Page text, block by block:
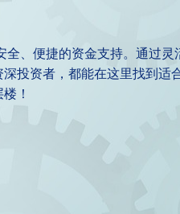
、便捷的资金支持。通过
投资者，都能在这里找到适
！